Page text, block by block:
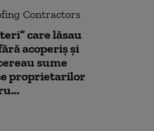
care lăsau
acoperiș și
sume
proprietarilor